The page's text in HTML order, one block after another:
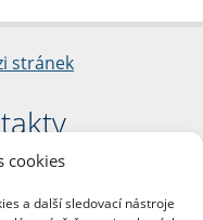
cookies
a další sledovací nástroje
stránek
1/2